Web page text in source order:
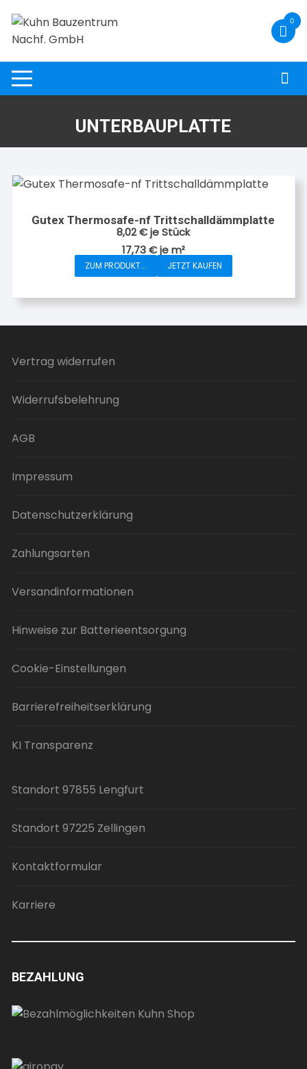
Inhalt
springen
0
UNTERBAUPLATTE
Gutex Thermosafe-nf Trittschalldämmplatte
8,02€je Stück
17,73€jem²
ZUM PRODUKT... JETZT KAUFEN
Vertrag widerrufen
Widerrufsbelehrung
AGB
Impressum
Datenschutzerklärung
Zahlungsarten
Versandinformationen
Hinweise zur Batterieentsorgung
Cookie-Einstellungen
Barrierefreiheitserklärung
KI Transparenz
Standort 97855 Lengfurt
Standort 97225 Zellingen
Kontaktformular
Karriere
BEZAHLUNG